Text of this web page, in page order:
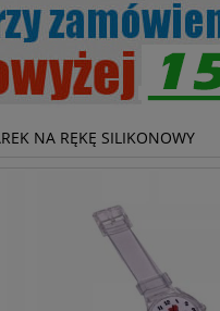
NA RĘKĘ SILIKONOWY